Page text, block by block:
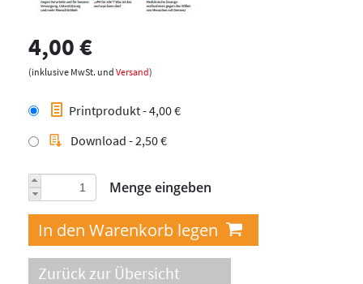
4,00 €
(inklusive MwSt. und Versand)
Printprodukt - 4,00 €
Download - 2,50 €
Menge eingeben
Zurück zur Übersicht